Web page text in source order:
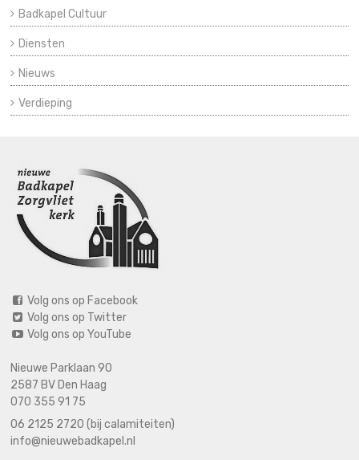
Badkapel Cultuur
Diensten
Nieuws
Verdieping
Volg ons op Facebook
Volg ons op Twitter
Volg ons op YouTube
Nieuwe Parklaan 90
2587 BV Den Haag
070 355 91 75
06 2125 2720 (bij calamiteiten)
info@nieuwebadkapel.nl